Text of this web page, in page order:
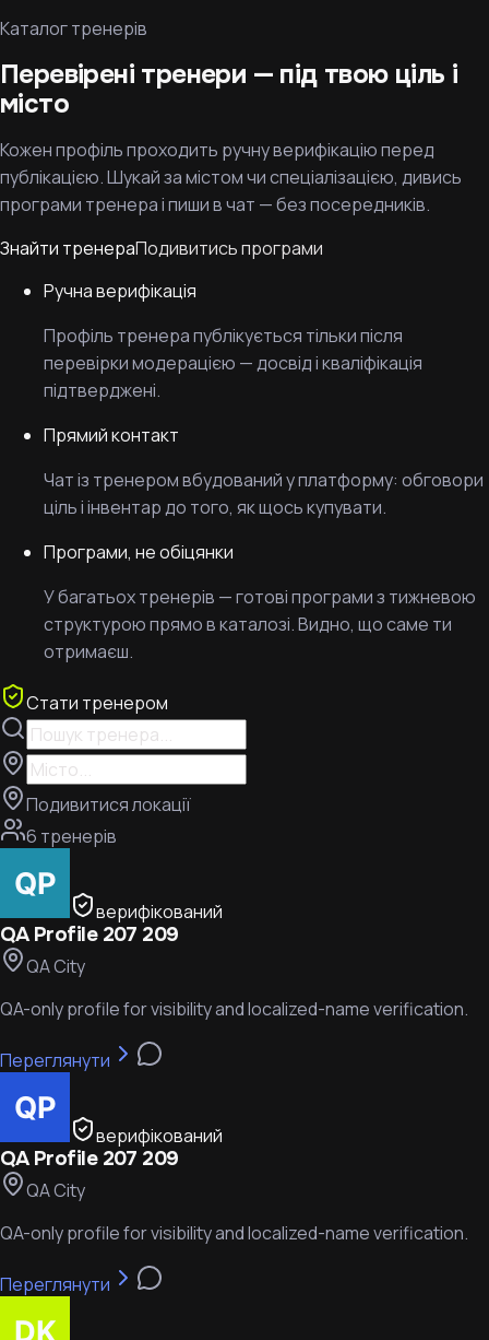
Каталог тренерів
Перевірені тренери — під твою ціль і
місто
Кожен профіль проходить ручну верифікацію перед
публікацією. Шукай за містом чи спеціалізацією, дивись
програми тренера і пиши в чат — без посередників.
Знайти тренераПодивитись програми
Ручна верифікація
Профіль тренера публікується тільки після
перевірки модерацією — досвід і кваліфікація
підтверджені.
Прямий контакт
Чат із тренером вбудований у платформу: обговори
ціль і інвентар до того, як щось купувати.
Програми, не обіцянки
У багатьох тренерів — готові програми з тижневою
структурою прямо в каталозі. Видно, що саме ти
отримаєш.
Стати тренером
Подивитися локації
6 тренерів
верифікований
QA Profile 207 209
QA City
QA-only profile for visibility and localized-name verification.
Переглянути
верифікований
QA Profile 207 209
QA City
QA-only profile for visibility and localized-name verification.
Переглянути